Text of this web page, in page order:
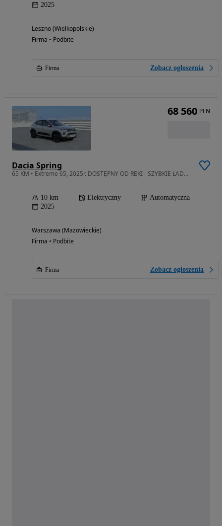
2025
Leszno (Wielkopolskie)
Firma • Podbite
Firma Zobacz ogłoszenia
Dacia Spring
65 KM • Extreme 65, 2025r. DOSTĘPNY OD RĘKI - SZYBKIE ŁADOWANIE!
10 km Elektryczny
Automatyczna
2025
Warszawa (Mazowieckie)
Firma • Podbite
Firma Zobacz ogłoszenia
68 560 PLN